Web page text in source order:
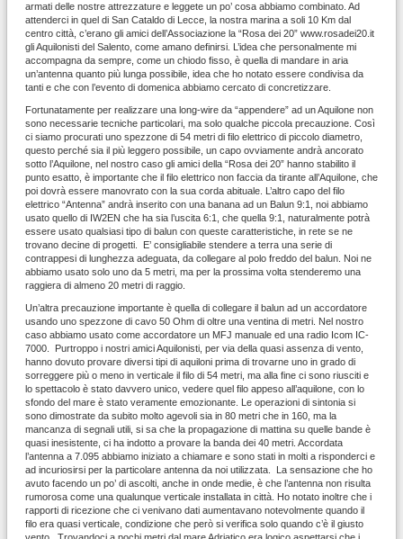
armati delle nostre attrezzature e leggete un po’ cosa abbiamo combinato. Ad
attenderci in quel di San Cataldo di Lecce, la nostra marina a soli 10 Km dal
centro città, c’erano gli amici dell’Associazione la “Rosa dei 20” www.rosadei20.it
gli Aquilonisti del Salento, come amano definirsi. L’idea che personalmente mi
accompagna da sempre, come un chiodo fisso, è quella di mandare in aria
un’antenna quanto più lunga possibile, idea che ho notato essere condivisa da
tanti e che con l’evento di domenica abbiamo cercato di concretizzare.
Fortunatamente per realizzare una long-wire da “appendere” ad un Aquilone non
sono necessarie tecniche particolari, ma solo qualche piccola precauzione. Così
ci siamo procurati uno spezzone di 54 metri di filo elettrico di piccolo diametro,
questo perché sia il più leggero possibile, un capo ovviamente andrà ancorato
sotto l’Aquilone, nel nostro caso gli amici della “Rosa dei 20” hanno stabilito il
punto esatto, è importante che il filo elettrico non faccia da tirante all’Aquilone, che
poi dovrà essere manovrato con la sua corda abituale. L’altro capo del filo
elettrico “Antenna” andrà inserito con una banana ad un Balun 9:1, noi abbiamo
usato quello di IW2EN che ha sia l’uscita 6:1, che quella 9:1, naturalmente potrà
essere usato qualsiasi tipo di balun con queste caratteristiche, in rete se ne
trovano decine di progetti. E’ consigliabile stendere a terra una serie di
contrappesi di lunghezza adeguata, da collegare al polo freddo del balun. Noi ne
abbiamo usato solo uno da 5 metri, ma per la prossima volta stenderemo una
raggiera di almeno 20 metri di raggio.
Un’altra precauzione importante è quella di collegare il balun ad un accordatore
usando uno spezzone di cavo 50 Ohm di oltre una ventina di metri. Nel nostro
caso abbiamo usato come accordatore un MFJ manuale ed una radio Icom IC-
7000. Purtroppo i nostri amici Aquilonisti, per via della quasi assenza di vento,
hanno dovuto provare diversi tipi di aquiloni prima di trovarne uno in grado di
sorreggere più o meno in verticale il filo di 54 metri, ma alla fine ci sono riusciti e
lo spettacolo è stato davvero unico, vedere quel filo appeso all’aquilone, con lo
sfondo del mare è stato veramente emozionante. Le operazioni di sintonia si
sono dimostrate da subito molto agevoli sia in 80 metri che in 160, ma la
mancanza di segnali utili, si sa che la propagazione di mattina su quelle bande è
quasi inesistente, ci ha indotto a provare la banda dei 40 metri. Accordata
l’antenna a 7.095 abbiamo iniziato a chiamare e sono stati in molti a risponderci e
ad incuriosirsi per la particolare antenna da noi utilizzata. La sensazione che ho
avuto facendo un po’ di ascolti, anche in onde medie, è che l’antenna non risulta
rumorosa come una qualunque verticale installata in città. Ho notato inoltre che i
rapporti di ricezione che ci venivano dati aumentavano notevolmente quando il
filo era quasi verticale, condizione che però si verifica solo quando c’è il giusto